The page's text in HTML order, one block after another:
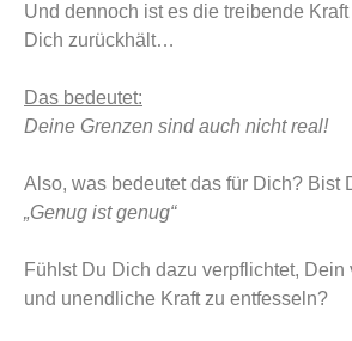
Und dennoch ist es die treibende
Dich zurückhält…
Das bedeutet:
Deine Grenzen sind auch nicht real!
Also, was bedeutet das für Dich? Bist
„Genug ist genug“
Fühlst Du Dich dazu verpflichtet, Dein
und unendliche Kraft zu entfesseln?